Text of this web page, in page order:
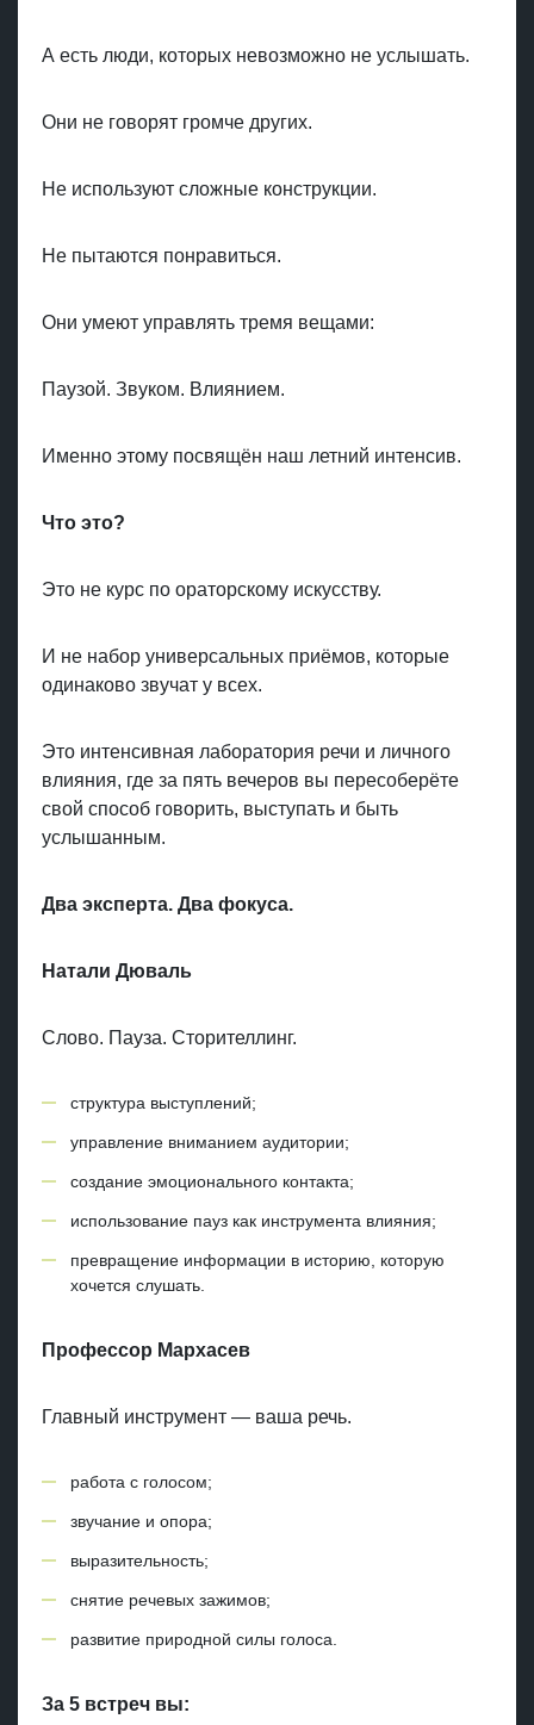
А есть люди, которых невозможно не услышать.
Они не говорят громче других.
Не используют сложные конструкции.
Не пытаются понравиться.
Они умеют управлять тремя вещами:
Паузой. Звуком. Влиянием.
Именно этому посвящён наш летний интенсив.
Что это?
Это не курс по ораторскому искусству.
И не набор универсальных приёмов, которые
одинаково звучат у всех.
Это интенсивная лаборатория речи и личного
влияния, где за пять вечеров вы пересоберёте
свой способ говорить, выступать и быть
услышанным.
Два эксперта. Два фокуса.
Натали Дюваль
Слово. Пауза. Сторителлинг.
структура выступлений;
управление вниманием аудитории;
создание эмоционального контакта;
использование пауз как инструмента влияния;
превращение информации в историю, которую
хочется слушать.
Профессор Мархасев
Главный инструмент — ваша речь.
работа с голосом;
звучание и опора;
выразительность;
снятие речевых зажимов;
развитие природной силы голоса.
За 5 встреч вы: